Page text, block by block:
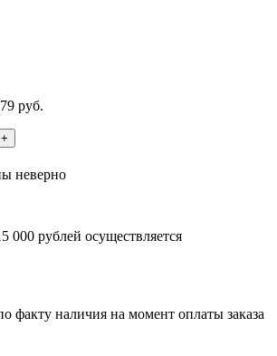
руб.
+
неверно
рублей осуществляется
факту наличия на момент оплаты заказа